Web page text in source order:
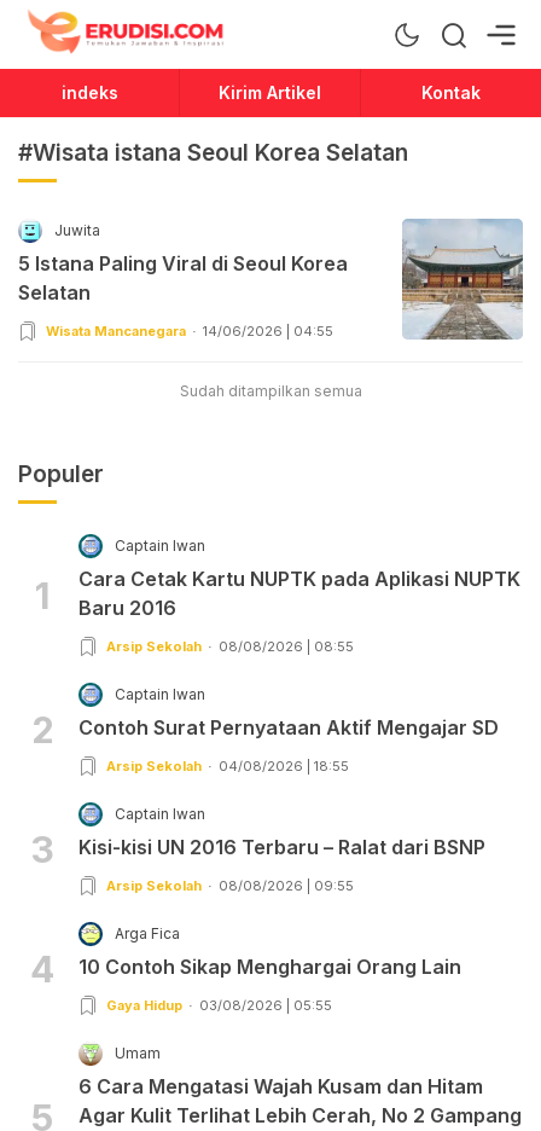
Erudisi
Temukan Jawaban dan Inspirasi
indeks Kirim Artikel Kontak
#Wisata istana Seoul Korea Selatan
Juwita
5 Istana Paling Viral di Seoul Korea
Selatan
Wisata Mancanegara 14/06/2026 | 04:55
Sudah ditampilkan semua
Populer
1
Captain Iwan
Cara Cetak Kartu NUPTK pada Aplikasi NUPTK
Baru 2016
Arsip Sekolah 08/08/2026 | 08:55
2
Captain Iwan
Contoh Surat Pernyataan Aktif Mengajar SD
Arsip Sekolah 04/08/2026 | 18:55
3
Captain Iwan
Kisi-kisi UN 2016 Terbaru – Ralat dari BSNP
Arsip Sekolah 08/08/2026 | 09:55
4
Arga Fica
10 Contoh Sikap Menghargai Orang Lain
Gaya Hidup 03/08/2026 | 05:55
5
Umam
6 Cara Mengatasi Wajah Kusam dan Hitam
Agar Kulit Terlihat Lebih Cerah, No 2 Gampang